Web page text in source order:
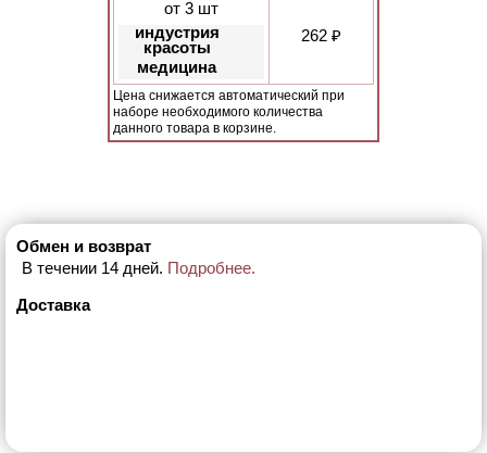
от 3 шт
индустрия
красоты
медицина
262 ₽
Цена снижается автоматический при
наборе необходимого количества
данного товара в корзине.
Обмен и возврат
В течении 14 дней. Подробнее.
Доставка